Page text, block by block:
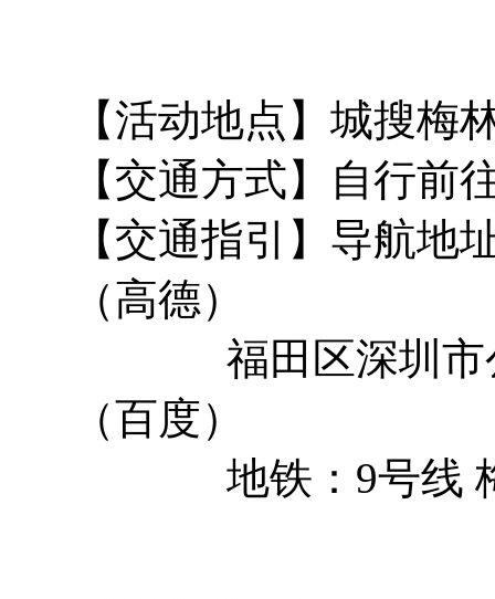
【活动地点】城搜梅
【交通方式】自行前
【交通指引】导航地
（高德）
福田区深圳市公
（百度）
地铁：9号线 梅